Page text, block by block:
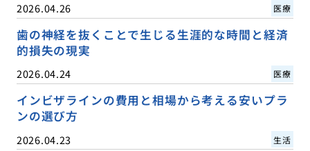
2026.04.26 医療
歯の神経を抜くことで生じる生涯的な時間と経済
的損失の現実
2026.04.24 医療
インビザラインの費用と相場から考える安いプラ
ンの選び方
2026.04.23 生活